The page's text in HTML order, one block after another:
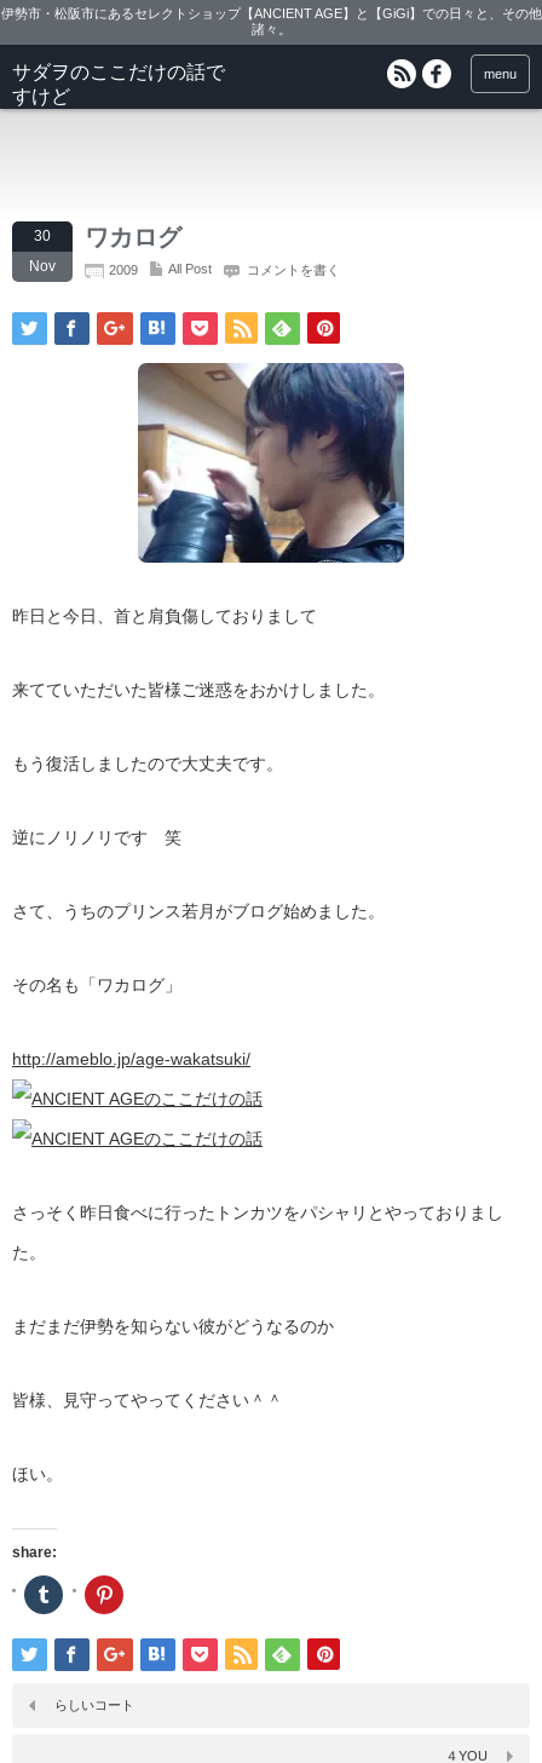
伊勢市・松阪市にあるセレクトショップ【ANCIENT AGE】と【GiGi】での日々と、その他
諸々。
サダヲのここだけの話で
すけど
menu
30
Nov
ワカログ
2009 All Post コメントを書く
昨日と今日、首と肩負傷しておりまして
来てていただいた皆様ご迷惑をおかけしました。
もう復活しましたので大丈夫です。
逆にノリノリです 笑
さて、うちのプリンス若月がブログ始めました。
その名も「ワカログ」
http://ameblo.jp/age-wakatsuki/
さっそく昨日食べに行ったトンカツをパシャリとやっておりまし
た。
まだまだ伊勢を知らない彼がどうなるのか
皆様、見守ってやってください＾＾
ほい。
share:
ク
リ
ク
し
て
で
共
ク
リ
ク
し
て
で
共
らしいコート
４YOU